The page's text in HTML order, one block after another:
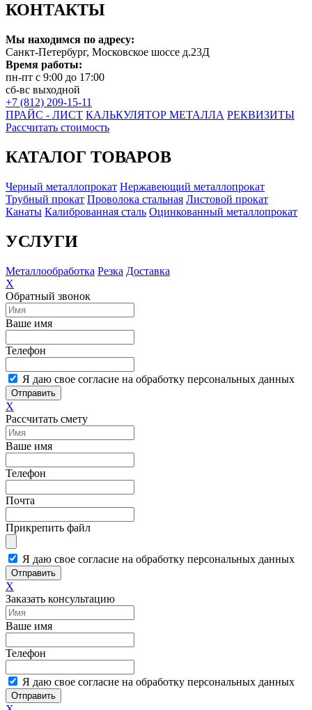
КОНТАКТЫ
Мы находимся по адресу:
Санкт-Петербург, Московское шоссе д.23Д
Время работы:
пн-пт с 9:00 до 17:00
сб-вс выходной
+7 (812) 209-15-11
ПРАЙС - ЛИСТ КАЛЬКУЛЯТОР МЕТАЛЛА РЕКВИЗИТЫ
Рассчитать стоимость
КАТАЛОГ ТОВАРОВ
Черный металлопрокат Нержавеющий металлопрокат
Трубный прокат Проволока стальная Листовой прокат
Канаты Калиброванная сталь Оцинкованный металлопрокат
УСЛУГИ
Металлообработка Резка Доставка
X
Обратный звонок
Ваше имя
Телефон
Я даю свое согласие на обработку персональных данных
Отправить
X
Рассчитать смету
Ваше имя
Телефон
Почта
Прикрепить файл
Я даю свое согласие на обработку персональных данных
Отправить
X
Заказать консультацию
Ваше имя
Телефон
Я даю свое согласие на обработку персональных данных
Отправить